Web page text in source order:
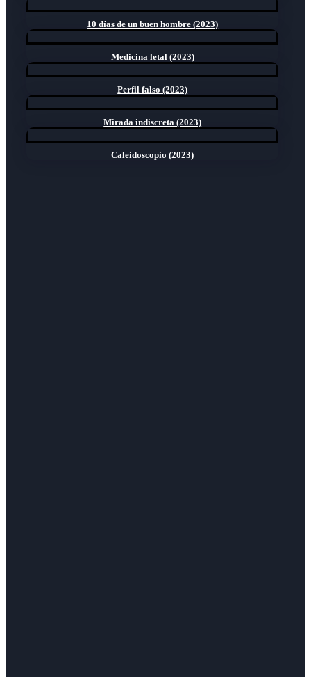
10 días de un buen hombre (2023)
Medicina letal (2023)
Perfil falso (2023)
Mirada indiscreta (2023)
Caleidoscopio (2023)